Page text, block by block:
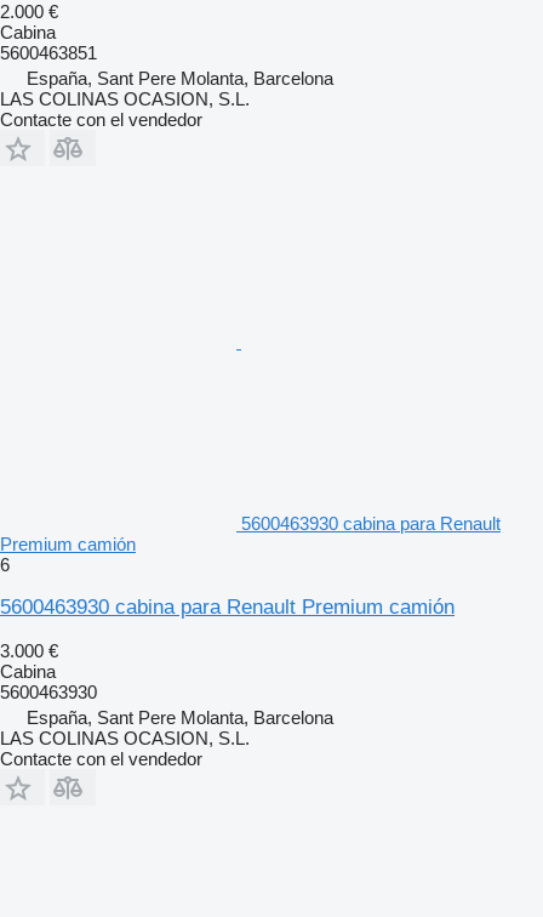
2.000 €
Cabina
5600463851
España, Sant Pere Molanta, Barcelona
LAS COLINAS OCASION, S.L.
Contacte con el vendedor
5600463930 cabina para Renault
Premium camión
6
5600463930 cabina para Renault Premium camión
3.000 €
Cabina
5600463930
España, Sant Pere Molanta, Barcelona
LAS COLINAS OCASION, S.L.
Contacte con el vendedor